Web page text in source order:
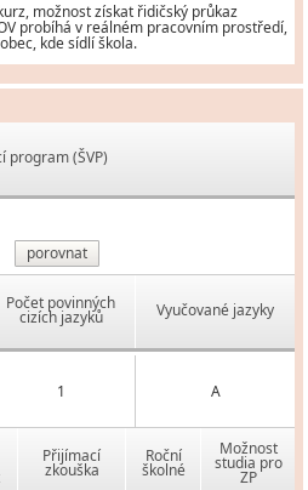
možnost získat řidičský průkaz
probíhá v reálném pracovním prostředí,
kde sídlí škola.
program (ŠVP)
porovnat
Počet povinných
cizích jazyků Vyučované jazyky
1 A
Přijímací
zkouška
Roční
školné
Možnost
studia pro
ZP